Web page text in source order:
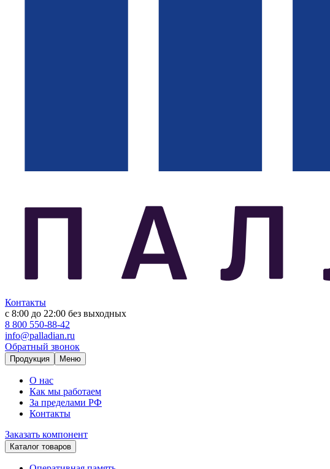
Контакты
с 8:00 до 22:00 без выходных
8 800 550-88-42
info@palladian.ru
Обратный звонок
Продукция Меню
О нас
Как мы работаем
За пределами РФ
Контакты
Заказать компонент
Каталог товаров